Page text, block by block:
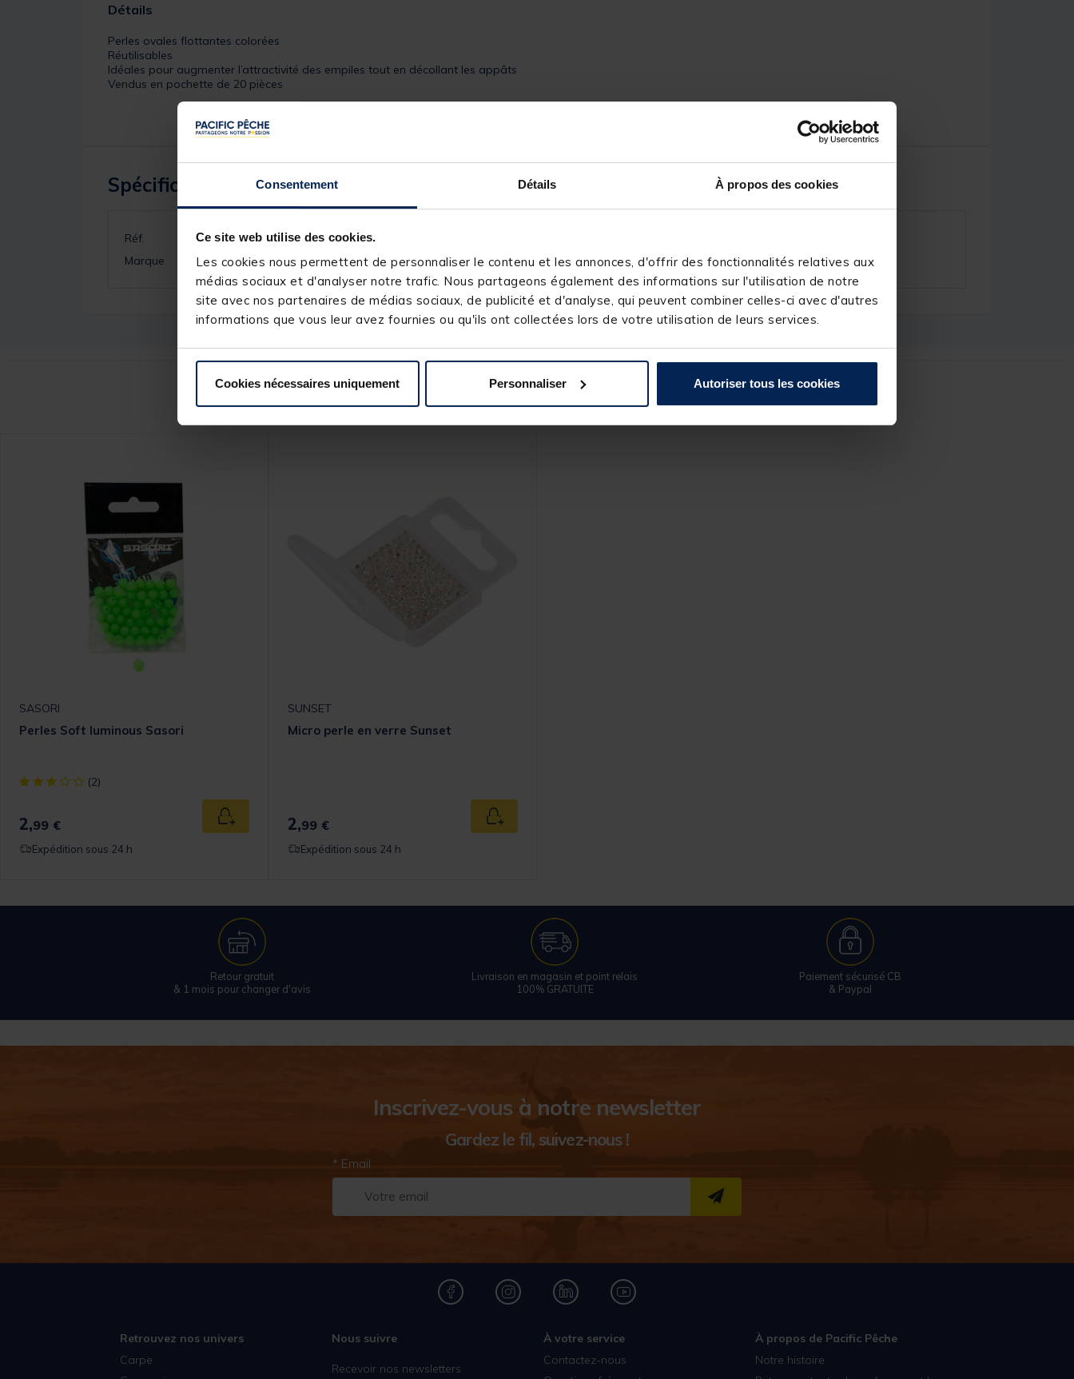
Consentement Détails À propos des cookies
Ce site web utilise des cookies.
Les cookies nous permettent de personnaliser le contenu et les annonces, d'offrir des fonctionnalités relatives aux
médias sociaux et d'analyser notre trafic. Nous partageons également des informations sur l'utilisation de notre
site avec nos partenaires de médias sociaux, de publicité et d'analyse, qui peuvent combiner celles-ci avec d'autres
informations que vous leur avez fournies ou qu'ils ont collectées lors de votre utilisation de leurs services.
Cookies nécessaires uniquement Personnaliser Autoriser tous les cookies
Détails
Perles ovales flottantes colorées
Réutilisables
Idéales pour augmenter l’attractivité des empiles tout en décollant les appâts
Vendus en pochette de 20 pièces
Spécifications
Réf.
Marque
SUNSET
Ces produits pourraient vous intéresser :
SASORI
Perles Soft luminous Sasori
[object Object] out of 5 Customer Rating
(2)
2,99 € Ajouter au panier
Expédition sous 24 h
SUNSET
Micro perle en verre Sunset
2,99 € Ajouter au panier
Expédition sous 24 h
Retour gratuit
& 1 mois pour changer d'avis
Livraison en magasin et point relais
100% GRATUITE
Paiement sécurisé CB
& Paypal
Inscrivez-vous à notre newsletter
Gardez le fil, suivez-nous !
* Email
S''INSCRIRE
Retrouvez nos univers
Carpe
Nous suivre
Recevoir nos newsletters
À votre service
Contactez-nous
À propos de Pacific Pêche
Notre histoire